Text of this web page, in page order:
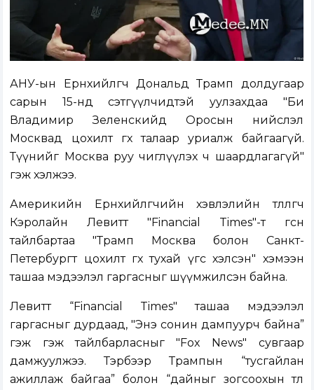
АНУ-ын Ерөнхийлөгч Дональд Трамп долдугаар
сарын 15-нд сэтгүүлчидтэй уулзахдаа "Би
Владимир Зеленскийд Оросын нийслэл
Москвад цохилт өгөх талаар уриалж байгаагүй.
Түүнийг Москва руу чиглүүлэх ч шаардлагагүй"
гэж хэлжээ.
Америкийн Ерөнхийлөгчийн хэвлэлийн төлөөлөгч
Кэролайн Левитт "Financial Times"-т өгсөн
тайлбартаа "Трамп Москва болон Санкт-
Петербургт цохилт өгөх тухай үгс хэлсэн" хэмээн
ташаа мэдээлэл гаргасныг шүүмжилсэн байна.
Левитт “Financial Times" ташаа мэдээлэл
гаргасныг дурдаад, "Энэ сонин дампуурч байна”
гэж гэж тайлбарласныг "Fox News" сувгаар
дамжуулжээ. Тэрбээр Трампын “тусгайлан
ажиллаж байгаа” болон “дайныг зогсоохын төлөө